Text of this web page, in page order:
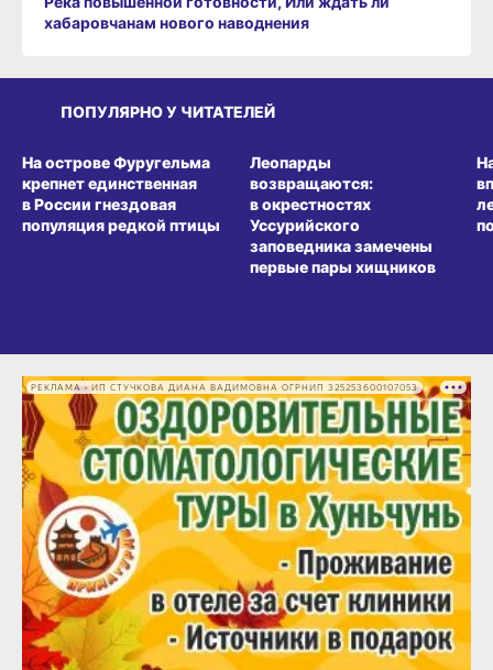
хабаровчанам нового наводнения
ПОПУЛЯРНО У ЧИТАТЕЛЕЙ
На острове Фуругельма
крепнет единственная
в России гнездовая
популяция редкой птицы
Леопарды
возвращаются:
в окрестностях
Уссурийского
заповедника замечены
первые пары хищников
РЕКЛАМА • ИП СТУЧКОВА ДИАНА ВАДИМОВНА ОГРНИП 325253600107053